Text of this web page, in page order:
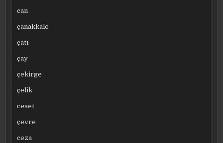
can
çanakkale
çatı
çay
çekirge
çelik
ceset
çevre
ceza